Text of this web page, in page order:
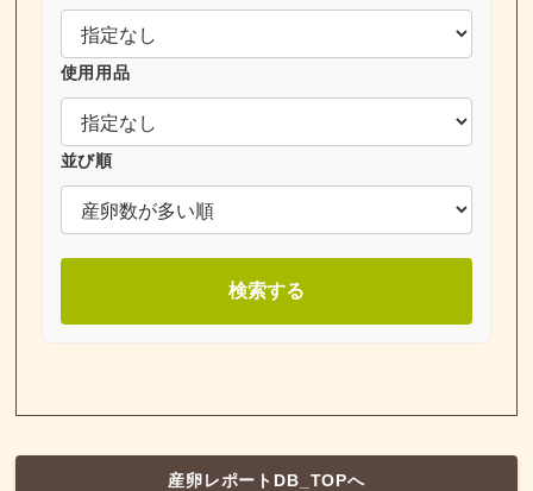
使用用品
並び順
検索する
産卵レポートDB_TOPへ